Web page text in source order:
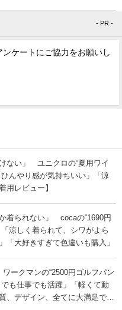
- PR -
ンケートにご協力をお願いし
ない」 ユニクロの“夏用ワイ
んやり感が気持ちいい」「涼
用レビュー】
着られない」 cocaの“1690円
涼しく着られて、シワがよら
大好きすぎて色違いも購入」
ークマンの“2500円ゴルフパン
も仕事でも活躍」「軽くて動
、デザイン、全てに大満足で